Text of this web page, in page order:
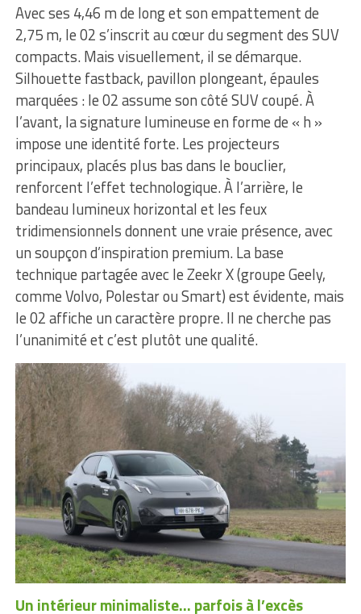
Avec ses 4,46 m de long et son empattement de
2,75 m, le 02 s’inscrit au cœur du segment des SUV
compacts. Mais visuellement, il se démarque.
Silhouette fastback, pavillon plongeant, épaules
marquées : le 02 assume son côté SUV coupé. À
l’avant, la signature lumineuse en forme de « h »
impose une identité forte. Les projecteurs
principaux, placés plus bas dans le bouclier,
renforcent l’effet technologique. À l’arrière, le
bandeau lumineux horizontal et les feux
tridimensionnels donnent une vraie présence, avec
un soupçon d’inspiration premium. La base
technique partagée avec le Zeekr X (groupe Geely,
comme Volvo, Polestar ou Smart) est évidente, mais
le 02 affiche un caractère propre. Il ne cherche pas
l’unanimité et c’est plutôt une qualité.
Un intérieur minimaliste… parfois à l’excès